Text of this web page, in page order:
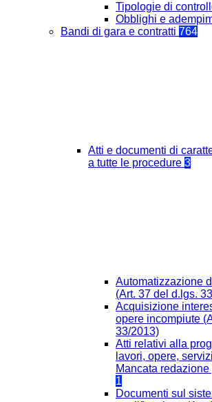
Tipologie di
Obblighi e
Bandi di gara e contratti 764
Atti e documenti di
a tutte le procedure 3
Automatizzazione
(Art. 37 del d.lgs.
Acquisizione
opere incompiute
33/2013)
Atti relativi alla
lavori, opere,
Mancata
1
Documenti sul